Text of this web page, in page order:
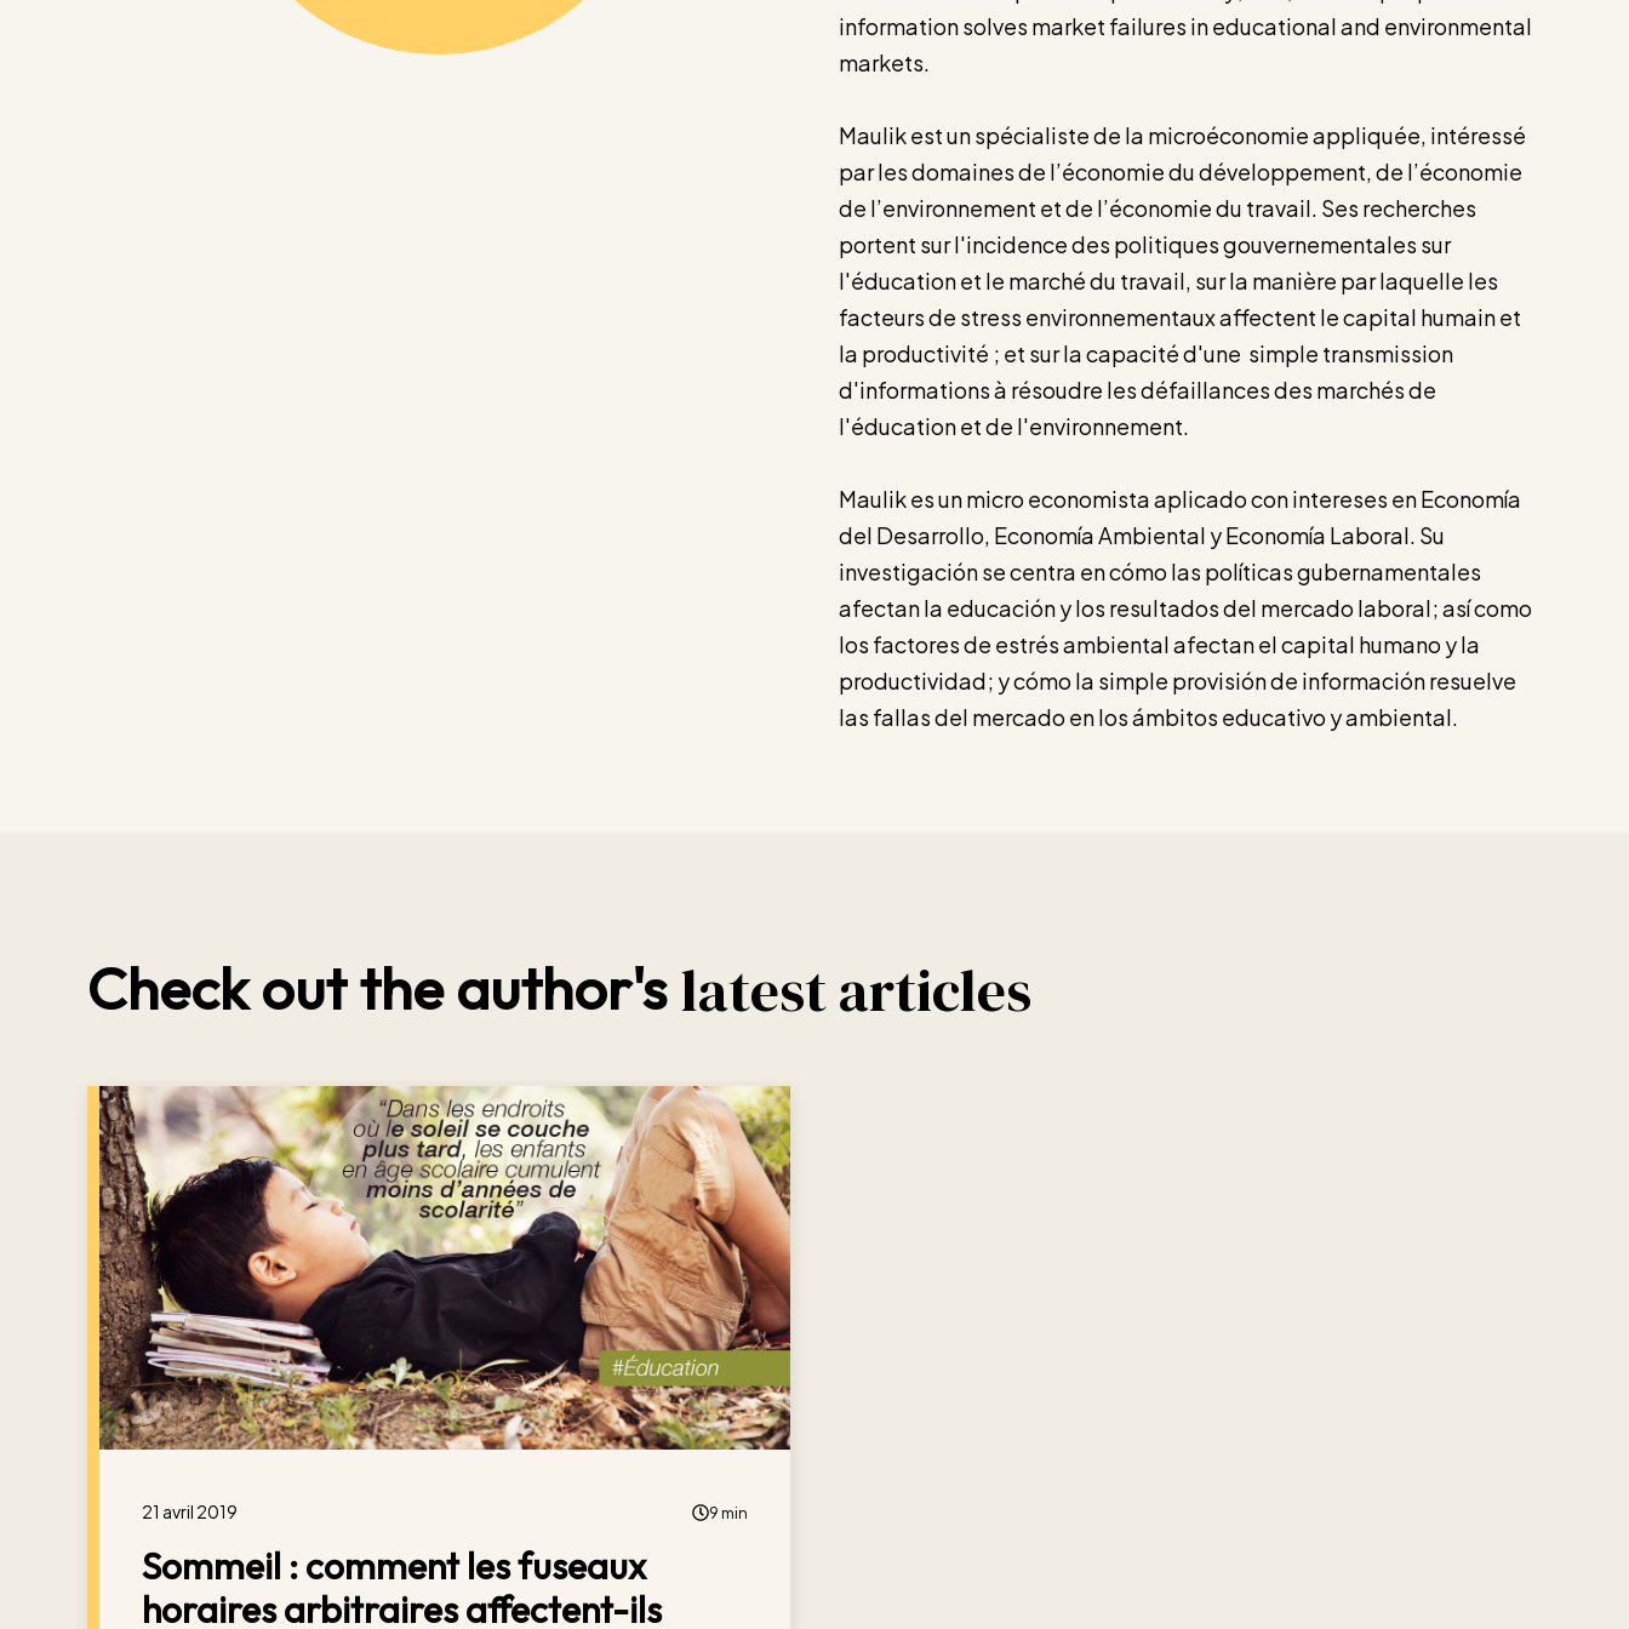
information solves market failures in educational and environmental
markets.
Maulik est un spécialiste de la microéconomie appliquée, intéressé
par les domaines de l’économie du développement, de l’économie
de l’environnement et de l’économie du travail. Ses recherches
portent sur l'incidence des politiques gouvernementales sur
l'éducation et le marché du travail, sur la manière par laquelle les
facteurs de stress environnementaux affectent le capital humain et
la productivité ; et sur la capacité d'une simple transmission
d'informations à résoudre les défaillances des marchés de
l'éducation et de l'environnement.
Maulik es un micro economista aplicado con intereses en Economía
del Desarrollo, Economía Ambiental y Economía Laboral. Su
investigación se centra en cómo las políticas gubernamentales
afectan la educación y los resultados del mercado laboral; así como
los factores de estrés ambiental afectan el capital humano y la
productividad; y cómo la simple provisión de información resuelve
las fallas del mercado en los ámbitos educativo y ambiental.
Check out the author's latest articles
21 avril 2019 9 min
Sommeil : comment les fuseaux
horaires arbitraires affectent-ils